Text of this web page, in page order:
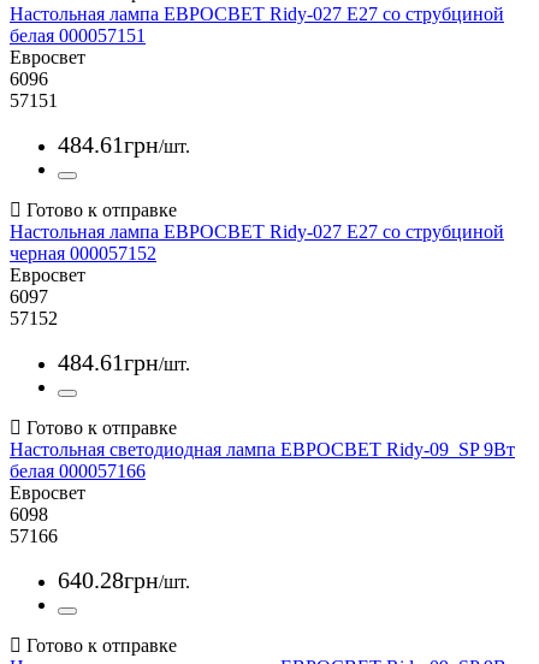
Настольная лампа ЕВРОСВЕТ Ridy-027 E27 со струбциной
белая 000057151
Евросвет
6096
57151
484.61грн/шт.
Настольная лампа ЕВРОСВЕТ Ridy-027 E27 со струбциной
черная 000057152
Евросвет
6097
57152
484.61грн/шт.
Настольная светодиодная лампа ЕВРОСВЕТ Ridy-09_SP 9Вт
белая 000057166
Евросвет
6098
57166
640.28грн/шт.